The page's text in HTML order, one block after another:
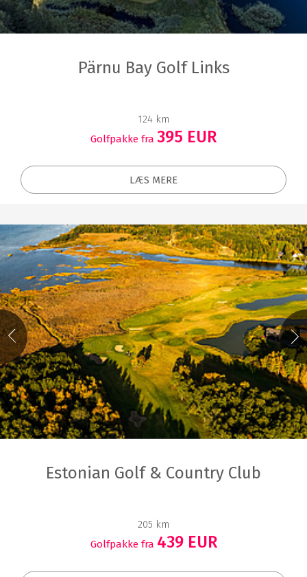
Pärnu Bay Golf Links
124 km
Golfpakke fra 395 EUR
LÆS MERE
Estonian Golf & Country Club
205 km
Golfpakke fra 439 EUR